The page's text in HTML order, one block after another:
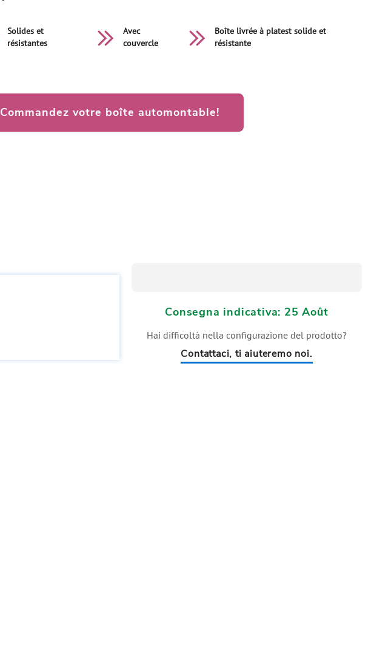
Solides et
résistantes
Avec
couvercle
Boîte livrée à platest solide et
résistante
Commandez votre boîte automontable!
Consegna indicativa: 25 Août
Hai difficoltà nella configurazione del prodotto?
Contattaci, ti aiuteremo noi.